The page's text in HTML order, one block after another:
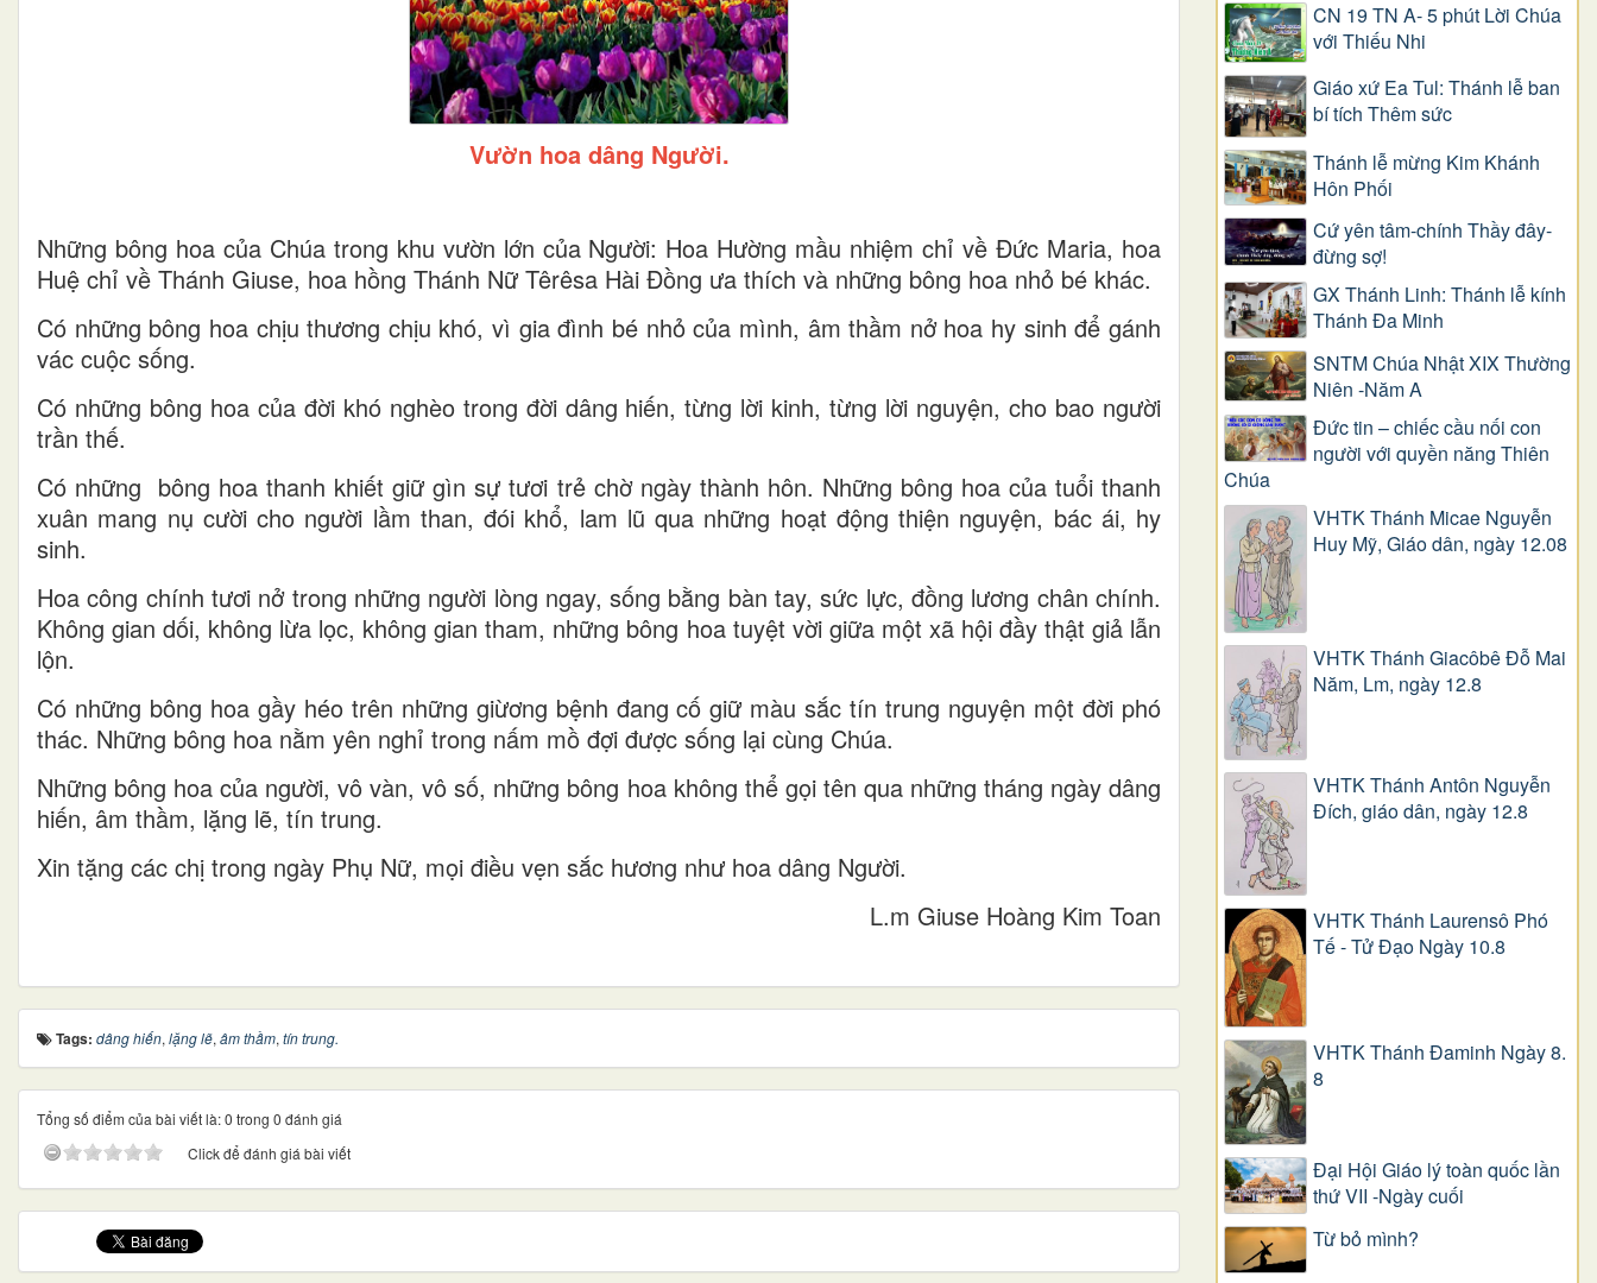
Vườn hoa dâng Người.
Những bông hoa của Chúa trong khu vườn lớn của Người: Hoa Hường mầu nhiệm chỉ về Đức Maria, hoa
Huệ chỉ về Thánh Giuse, hoa hồng Thánh Nữ Têrêsa Hài Đồng ưa thích và những bông hoa nhỏ bé khác.
Có những bông hoa chịu thương chịu khó, vì gia đình bé nhỏ của mình, âm thầm nở hoa hy sinh để gánh
vác cuộc sống.
Có những bông hoa của đời khó nghèo trong đời dâng hiến, từng lời kinh, từng lời nguyện, cho bao người
trần thế.
Có những bông hoa thanh khiết giữ gìn sự tươi trẻ chờ ngày thành hôn. Những bông hoa của tuổi thanh
xuân mang nụ cười cho người lầm than, đói khổ, lam lũ qua những hoạt động thiện nguyện, bác ái, hy
sinh.
Hoa công chính tươi nở trong những người lòng ngay, sống bằng bàn tay, sức lực, đồng lương chân chính.
Không gian dối, không lừa lọc, không gian tham, những bông hoa tuyệt vời giữa một xã hội đầy thật giả lẫn
lộn.
Có những bông hoa gầy héo trên những giừơng bệnh đang cố giữ màu sắc tín trung nguyện một đời phó
thác. Những bông hoa nằm yên nghỉ trong nấm mồ đợi được sống lại cùng Chúa.
Những bông hoa của người, vô vàn, vô số, những bông hoa không thể gọi tên qua những tháng ngày dâng
hiến, âm thầm, lặng lẽ, tín trung.
Xin tặng các chị trong ngày Phụ Nữ, mọi điều vẹn sắc hương như hoa dâng Người.
L.m Giuse Hoàng Kim Toan
Tags: dâng hiến, lặng lẽ, âm thầm, tín trung.
Tổng số điểm của bài viết là: 0 trong 0 đánh giá
Click để đánh giá bài viết
CN 19 TN A- 5 phút Lời Chúa
với Thiếu Nhi
Giáo xứ Ea Tul: Thánh lễ ban
bí tích Thêm sức
Thánh lễ mừng Kim Khánh
Hôn Phối
Cứ yên tâm-chính Thầy đây-
đừng sợ!
GX Thánh Linh: Thánh lễ kính
Thánh Đa Minh
SNTM Chúa Nhật XIX Thường
Niên -Năm A
Đức tin – chiếc cầu nối con
người với quyền năng Thiên
Chúa
VHTK Thánh Micae Nguyễn
Huy Mỹ, Giáo dân, ngày 12.08
VHTK Thánh Giacôbê Ðỗ Mai
Năm, Lm, ngày 12.8
VHTK Thánh Antôn Nguyễn
Ðích, giáo dân, ngày 12.8
VHTK Thánh Laurensô Phó
Tế - Tử Đạo Ngày 10.8
VHTK Thánh Đaminh Ngày 8.
8
Đại Hội Giáo lý toàn quốc lần
thứ VII -Ngày cuối
Từ bỏ mình?